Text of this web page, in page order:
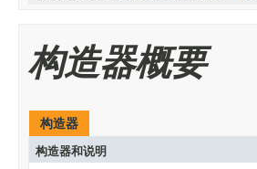
构造器概要
构造器
构造器和说明